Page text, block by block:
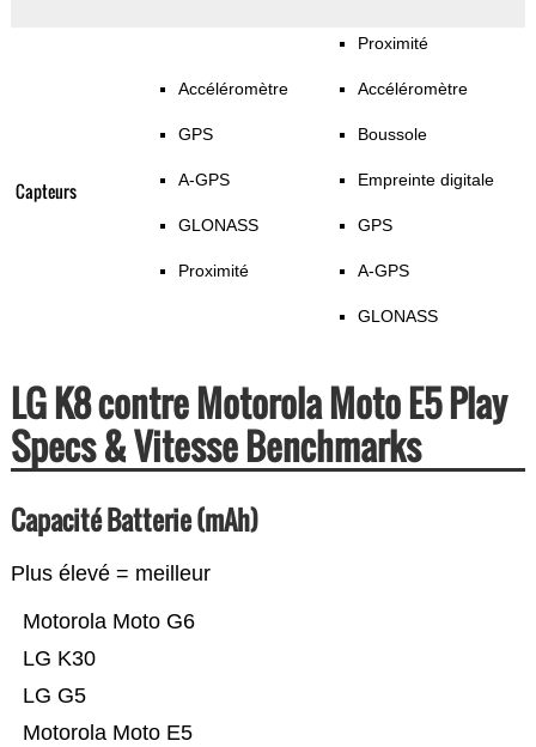
Capteurs
Accéléromètre
GPS
A-GPS
GLONASS
Proximité
Proximité
Accéléromètre
Boussole
Empreinte digitale
GPS
A-GPS
GLONASS
LG K8 contre Motorola Moto E5 Play
Specs & Vitesse Benchmarks
Capacité Batterie (mAh)
Plus élevé = meilleur
Motorola Moto E5
LG G5
LG K30
Motorola Moto G6